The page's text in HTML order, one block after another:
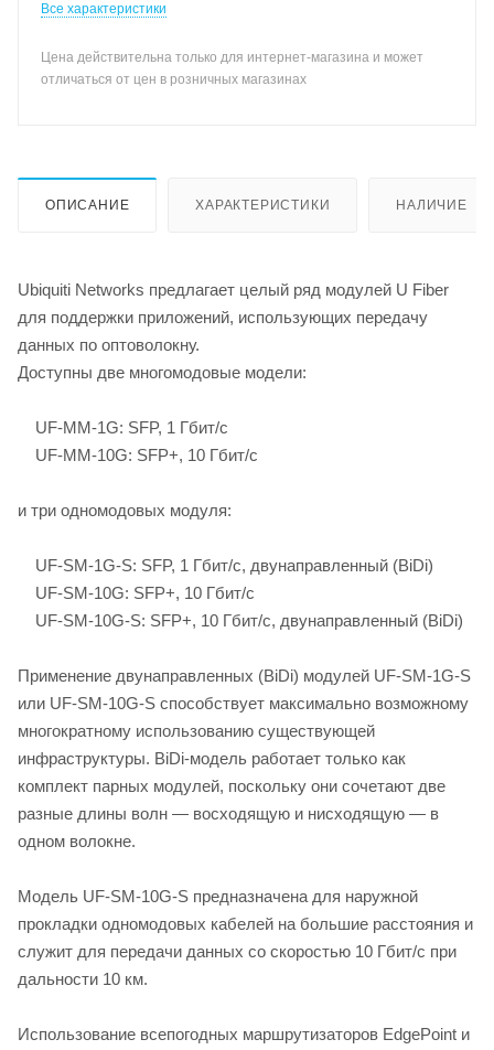
Все характеристики
Цена действительна только для интернет-магазина и может
отличаться от цен в розничных магазинах
ОПИСАНИЕ ХАРАКТЕРИСТИКИ НАЛИЧИЕ
Ubiquiti Networks предлагает целый ряд модулей U Fiber
для поддержки приложений, использующих передачу
данных по оптоволокну.
Доступны две многомодовые модели:
UF-MM-1G: SFP, 1 Гбит/с
UF-MM-10G: SFP+, 10 Гбит/с
и три одномодовых модуля:
UF-SM-1G-S: SFP, 1 Гбит/с, двунаправленный (BiDi)
UF-SM-10G: SFP+, 10 Гбит/с
UF-SM-10G-S: SFP+, 10 Гбит/с, двунаправленный (BiDi)
Применение двунаправленных (BiDi) модулей UF-SM-1G-S
или UF-SM-10G-S способствует максимально возможному
многократному использованию существующей
инфраструктуры. BiDi-модель работает только как
комплект парных модулей, поскольку они сочетают две
разные длины волн — восходящую и нисходящую — в
одном волокне.
Модель UF-SM-10G-S предназначена для наружной
прокладки одномодовых кабелей на большие расстояния и
служит для передачи данных со скоростью 10 Гбит/с при
дальности 10 км.
Использование всепогодных маршрутизаторов EdgePoint и